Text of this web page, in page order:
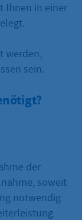
Ihnen in einer
werden,
sein.
der
soweit
notwendig